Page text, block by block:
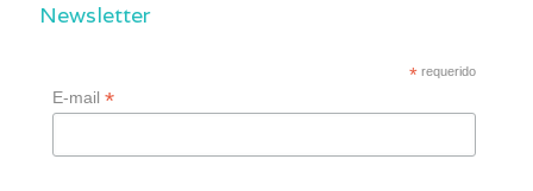
Newsletter
* requerido
E-mail*